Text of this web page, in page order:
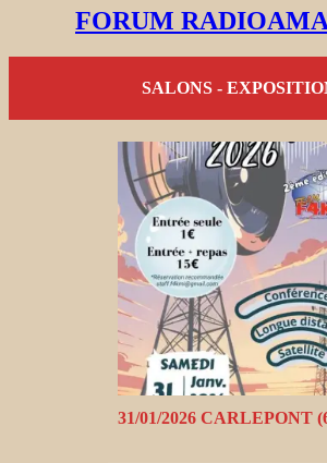
FORUM
SALONS -
31/01/2026 CARLEPONT